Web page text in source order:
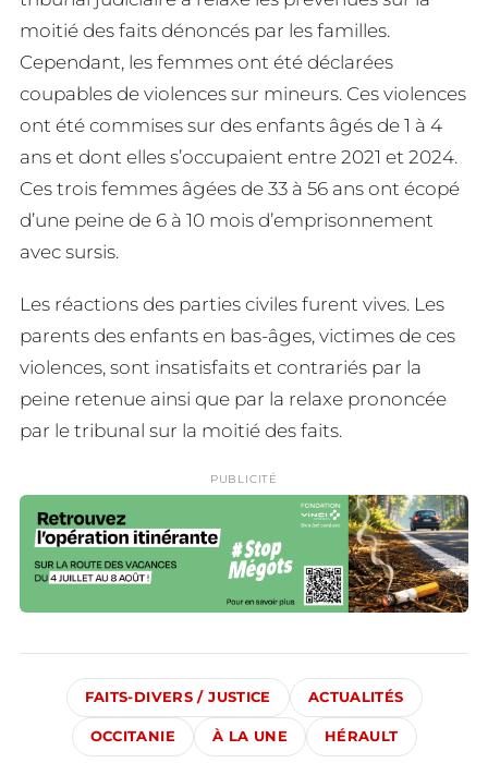
moitié des faits dénoncés par les familles.
Cependant, les femmes ont été déclarées
coupables de violences sur mineurs. Ces violences
ont été commises sur des enfants âgés de 1 à 4
ans et dont elles s’occupaient entre 2021 et 2024.
Ces trois femmes âgées de 33 à 56 ans ont écopé
d’une peine de 6 à 10 mois d’emprisonnement
avec sursis.
Les réactions des parties civiles furent vives. Les
parents des enfants en bas-âges, victimes de ces
violences, sont insatisfaits et contrariés par la
peine retenue ainsi que par la relaxe prononcée
par le tribunal sur la moitié des faits.
PUBLICITÉ
FAITS-DIVERS / JUSTICE ACTUALITÉS
OCCITANIE À LA UNE HÉRAULT